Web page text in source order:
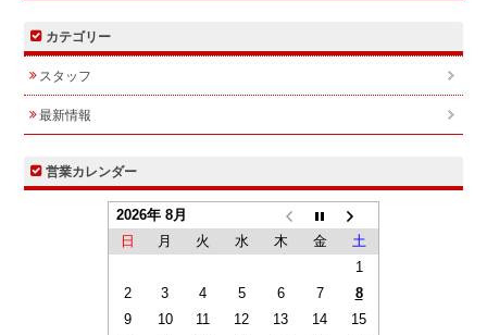
カテゴリー
スタッフ
最新情報
営業カレンダー
2026年 8月
日
月 火 水 木 金
土
1
2
3 4 5 6 7
8
9
10 11 12 13 14
15